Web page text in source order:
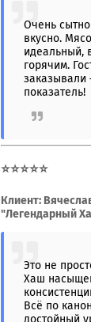
Очень
вкусно.
идеальный,
горячим.
заказывали
показатель!
⭐⭐⭐⭐⭐
Клиент:
"Легендарный
Это не
Хаш
Всё по
достойный